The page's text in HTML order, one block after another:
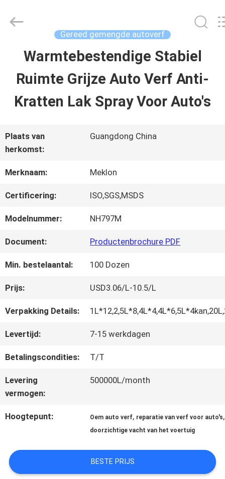
THUIS
PRODUCTEN
VIDEOS
OVER
ONS
KWALITEITSCONTROLE
CONTACTEER
ONS
NIEUWS
VRAAG
EEN
OFFERTE
AAN
Meklon
Reserved.
Gereed gemengde autoverf
Warmtebestendige Stabiel
Ruimte Grijze Auto Verf Anti-
Kratten Lak Spray Voor Auto's
Plaats van
herkomst:
Guangdong China
Merknaam: Meklon
Certificering: ISO,SGS,MSDS
Modelnummer: NH797M
Document: Productenbrochure PDF
Min. bestelaantal: 100 Dozen
Prijs: USD3.06/L-10.5/L
Verpakking Details:
Levertijd: 7-15 werkdagen
Betalingscondities: T/T
Levering
vermogen:
500000L/month
Hoogtepunt: Oem auto verf, reparatie van verf voor auto's,
doorzichtige vacht van het voertuig
BESTE PRIJS